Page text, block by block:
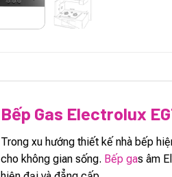
Bếp Gas Electrolux
Trong xu hướng thiết kế nhà bếp
cho không gian sống. Bếp gas âm